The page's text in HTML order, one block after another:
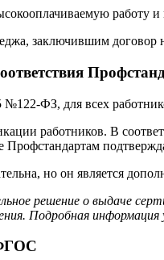
работу и
заключившим
ФЗ, для всех
работников. В
Профстандартам
но он является
решение о выдаче
Подробная информация